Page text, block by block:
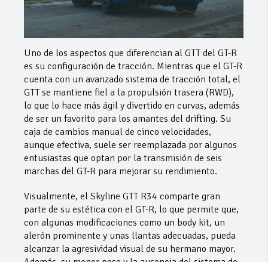
Uno de los aspectos que diferencian al GTT del GT-R
es su configuración de tracción. Mientras que el GT-R
cuenta con un avanzado sistema de tracción total, el
GTT se mantiene fiel a la propulsión trasera (RWD),
lo que lo hace más ágil y divertido en curvas, además
de ser un favorito para los amantes del drifting. Su
caja de cambios manual de cinco velocidades,
aunque efectiva, suele ser reemplazada por algunos
entusiastas que optan por la transmisión de seis
marchas del GT-R para mejorar su rendimiento.
Visualmente, el Skyline GTT R34 comparte gran
parte de su estética con el GT-R, lo que permite que,
con algunas modificaciones como un body kit, un
alerón prominente y unas llantas adecuadas, pueda
alcanzar la agresividad visual de su hermano mayor.